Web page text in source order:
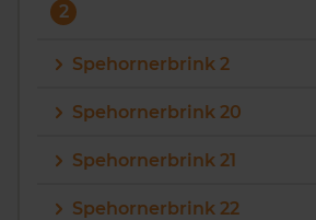
2
Spehornerbrink 2
Spehornerbrink 20
Spehornerbrink 21
Spehornerbrink 22